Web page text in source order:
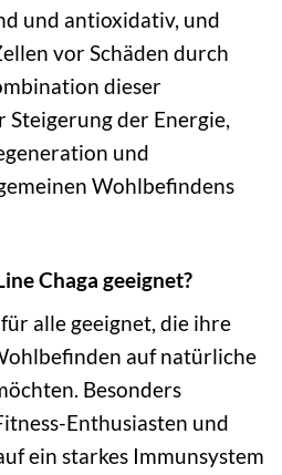
und antioxidativ, und
vor Schäden durch
dieser
der Energie,
und
Wohlbefindens
Chaga geeignet?
alle geeignet, die ihre
auf natürliche
Besonders
Enthusiasten und
ein starkes Immunsystem